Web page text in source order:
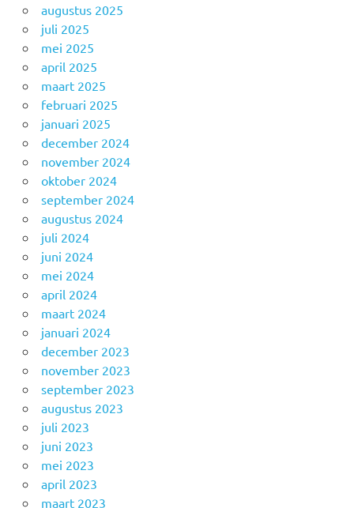
augustus 2025
juli 2025
mei 2025
april 2025
maart 2025
februari 2025
januari 2025
december 2024
november 2024
oktober 2024
september 2024
augustus 2024
juli 2024
juni 2024
mei 2024
april 2024
maart 2024
januari 2024
december 2023
november 2023
september 2023
augustus 2023
juli 2023
juni 2023
mei 2023
april 2023
maart 2023